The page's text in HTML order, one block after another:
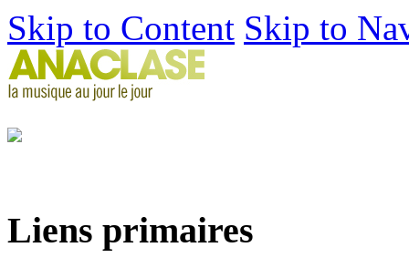
Skip to Content Skip to
Liens primaires